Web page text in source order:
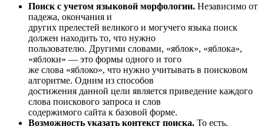
Поиск с учетом языковой морфологии. Независимо от
падежа, окончания и
других прелестей великого и могучего языка поиск
должен находить то, что нужно
пользователю. Другими словами, «яблок», «яблока»,
«яблоки» — это формы одного и того
же слова «яблоко», что нужно учитывать в поисковом
алгоритме. Одним из способов
достижения данной цели является приведение каждого
слова поискового запроса и слов
содержимого сайта к базовой форме.
Возможность указать контекст поиска. То есть,